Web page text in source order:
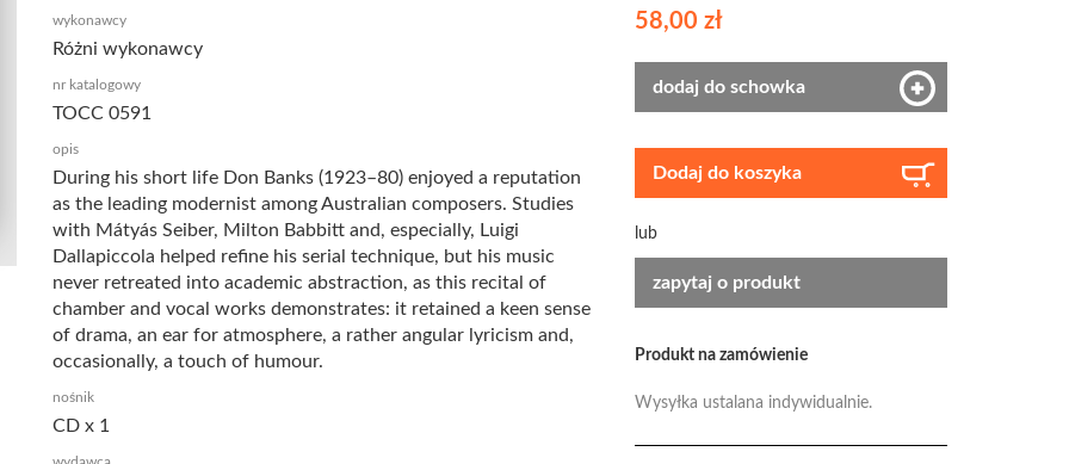
wykonawcy
Różni wykonawcy
nr katalogowy
TOCC 0591
opis
During his short life Don Banks (1923–80) enjoyed a reputation
as the leading modernist among Australian composers. Studies
with Mátyás Seiber, Milton Babbitt and, especially, Luigi
Dallapiccola helped refine his serial technique, but his music
never retreated into academic abstraction, as this recital of
chamber and vocal works demonstrates: it retained a keen sense
of drama, an ear for atmosphere, a rather angular lyricism and,
occasionally, a touch of humour.
nośnik
CD x 1
58,00 zł
dodaj do schowka
Dodaj do koszyka
lub
zapytaj o produkt
Produkt na zamówienie
Wysyłka ustalana indywidualnie.